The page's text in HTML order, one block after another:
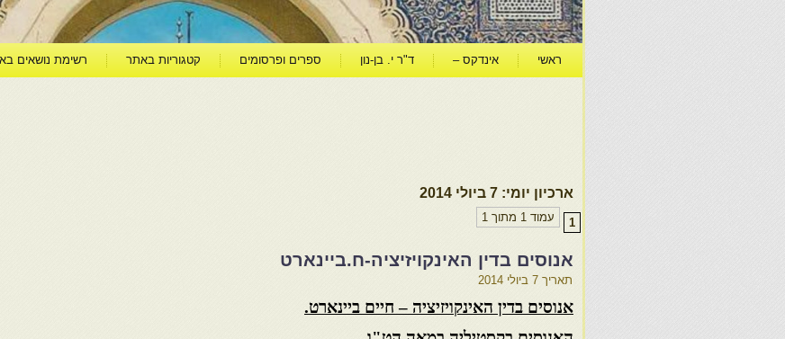
ראשי אינדקס – ד"ר י. בן-נון ספרים ופרסומים קטגוריות באתר רשימת נושאים
ארכיון יומי: 7 ביולי 2014
עמוד 1 מתוך 1 1
אנוסים בדין האינקויזיציה-ח.ביינארט
תאריך 7 ביולי 2014
אנוסים בדין האינקויזיציה – חיים ביינארט.